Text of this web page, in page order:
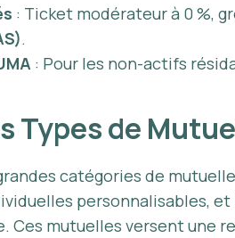
: Ticket modérateur à 0 %,
.
: Pour les non-actifs
Types de
catégories de
personnalisables,
Ces mutuelles versent une